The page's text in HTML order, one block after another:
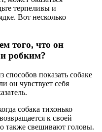
терпеливы и
Вот несколько
того, что он
и робким?
показать собаке
он чувствует себя
собака тихонько
к своей
также свешивают головы.